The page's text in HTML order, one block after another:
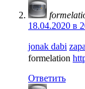
18.04.2020 в
jonak dabi
formelation
Ответить